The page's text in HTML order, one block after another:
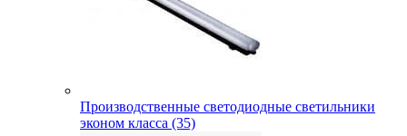
Производственные светодиодные светильники
эконом класса (35)